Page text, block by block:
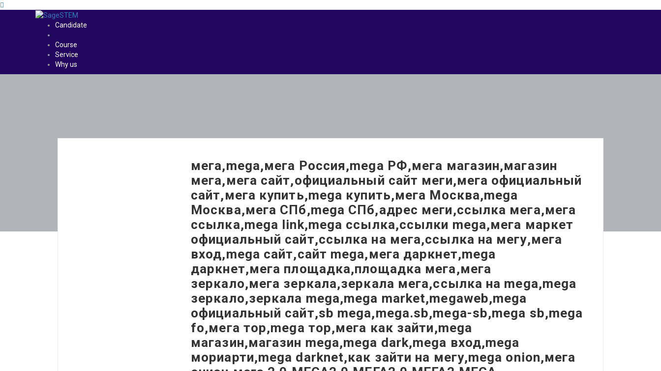
Candidate
Course
Service
Why us
мега,mega,мега Россия,mega РФ,мега магазин,магазин
мега,мега сайт,официальный сайт меги,мега официальный
сайт,мега купить,mega купить,мега Москва,mega
Москва,мега СПб,mega СПб,адрес меги,ссылка мега,мега
ссылка,mega link,mega ссылка,ссылки mega,мега маркет
официальный сайт,ссылка на мега,ссылка на мегу,мега
вход,mega сайт,сайт mega,мега даркнет,mega
даркнет,мега площадка,площадка мега,мега
зеркало,мега зеркала,зеркала мега,ссылка на mega,mega
зеркало,зеркала mega,mega market,megaweb,mega
официальный сайт,sb mega,mega.sb,mega-sb,mega sb,mega
fo,мега тор,mega тор,мега как зайти,mega
магазин,магазин mega,mega dark,mega вход,mega
мориарти,mega darknet,как зайти на мегу,mega onion,мега